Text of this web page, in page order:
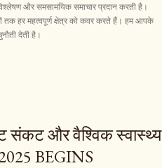
और समसामयिक समाचार प्रदान करती है।
तक हर महत्वपूर्ण क्षेत्र को कवर करते हैं। हम आपके
देती है।
संकट और वैश्विक स्वास्थ्य
BEGINS